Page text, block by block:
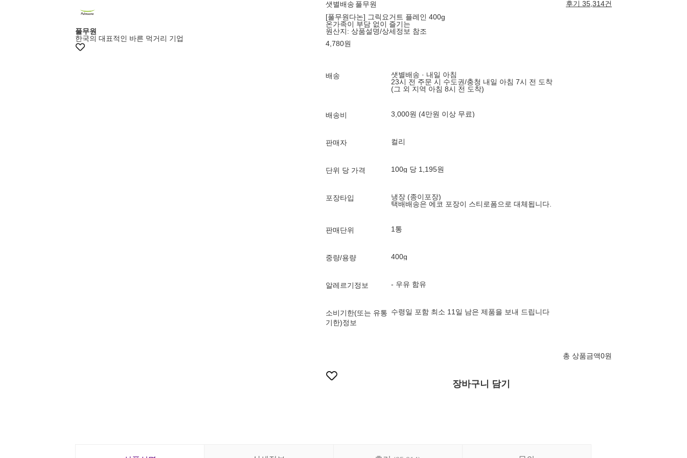
풀무원
한국의 대표적인 바른 먹거리 기업
샛별배송 풀무원
후기 35,314건
[풀무원다논] 그릭요거트 플레인 400g
온가족이 부담 없이 즐기는
원산지: 상품설명/상세정보 참조
4,780원
배송
샛별배송 · 내일 아침
23시 전 주문 시 수도권/충청 내일 아침 7시 전 도착
(그 외 지역 아침 8시 전 도착)
배송비 3,000원 (4만원 이상 무료)
판매자 컬리
단위 당 가격 100g 당 1,195원
포장타입
냉장 (종이포장)
택배배송은 에코 포장이 스티로폼으로 대체됩니다.
판매단위 1통
중량/용량 400g
알레르기정보 - 우유 함유
소비기한(또는 유통
기한)정보
수령일 포함 최소 11일 남은 제품을 보내 드립니다
총 상품금액0원
장바구니 담기